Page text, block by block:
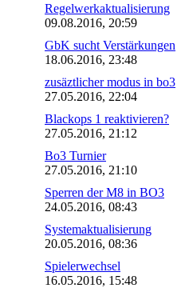
Regelwerkaktualisierung
09.08.2016, 20:59
GbK sucht Verstärkungen
18.06.2016, 23:48
zusäztlicher modus in bo3
27.05.2016, 22:04
Blackops 1 reaktivieren?
27.05.2016, 21:12
Bo3 Turnier
27.05.2016, 21:10
Sperren der M8 in BO3
24.05.2016, 08:43
Systemaktualisierung
20.05.2016, 08:36
Spielerwechsel
16.05.2016, 15:48